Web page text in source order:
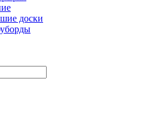
доски